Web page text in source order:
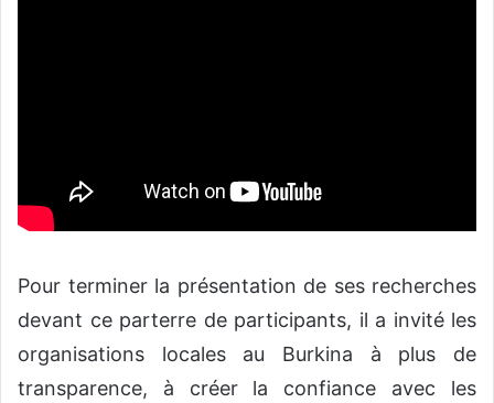
Pour terminer la présentation de ses recherches
devant ce parterre de participants, il a invité les
organisations locales au Burkina à plus de
transparence, à créer la confiance avec les